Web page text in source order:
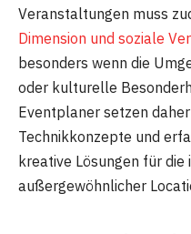
Veranstaltungen muss
Dimension und soziale
besonders wenn die
oder kulturelle
Eventplaner setzen
Technikkonzepte und
kreative Lösungen für
außergewöhnlicher